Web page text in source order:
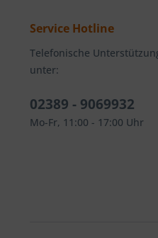
Service Hotline
Telefonische
unter:
02389 - 9069932
Mo-Fr, 11:00 - 17:00 Uhr